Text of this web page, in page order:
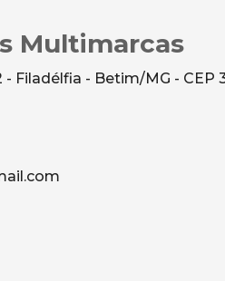
Multimarcas
- Filadélfia - Betim/MG - CEP